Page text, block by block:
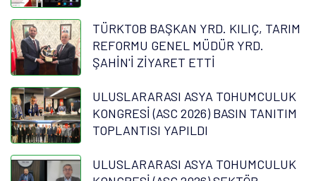
TÜRKTOB BAŞKAN YRD. KILIÇ, TARIM
REFORMU GENEL MÜDÜR YRD.
ŞAHİN'İ ZİYARET ETTİ
ULUSLARARASI ASYA TOHUMCULUK
KONGRESİ (ASC 2026) BASIN TANITIM
TOPLANTISI YAPILDI
ULUSLARARASI ASYA TOHUMCULUK